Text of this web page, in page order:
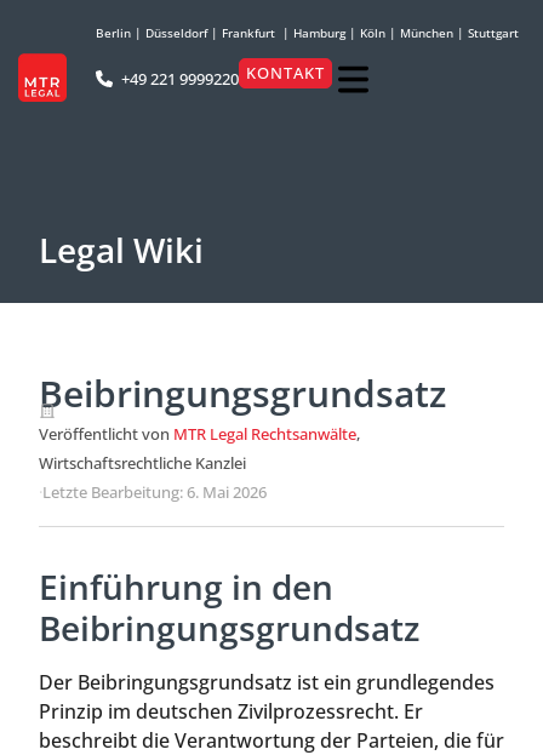
Berlin | Düsseldorf| Frankfurt | Hamburg| Köln | München | Stuttgart
+49 221 9999220 KONTAKT
Legal Wiki
Beibringungsgrundsatz
Veröffentlicht von MTR Legal Rechtsanwälte,
Wirtschaftsrechtliche Kanzlei
·Letzte Bearbeitung: 6. Mai 2026
Einführung in den
Beibringungsgrundsatz
Der Beibringungsgrundsatz ist ein grundlegendes
Prinzip im deutschen Zivilprozessrecht. Er
beschreibt die Verantwortung der Parteien, die für